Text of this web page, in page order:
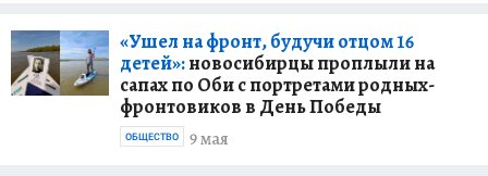
«Ушел на фронт, будучи отцом 16
детей»:новосибирцы проплыли на
сапах по Оби с портретами родных-
фронтовиков в День Победы
9 мая
ОБЩЕСТВО